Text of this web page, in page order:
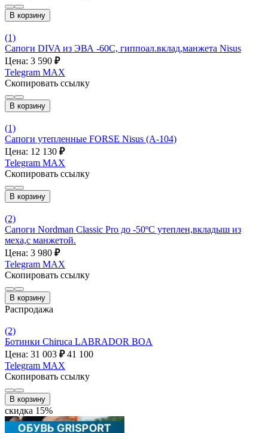
В корзину
(1)
Сапоги DIVA из ЭВА -60С, гиппоал.вклад,манжета Nisus
Цена: 3 590 ₽
Telegram MAX
Скопировать ссылку
В корзину
(1)
Сапоги утепленные FORSE Nisus (А-104)
Цена: 12 130 ₽
Telegram MAX
Скопировать ссылку
В корзину
(2)
Сапоги Nordman Classic Pro до -50ºС утеплен,вкладыш из
меха,с манжетой.
Цена: 3 980 ₽
Telegram MAX
Скопировать ссылку
В корзину
Распродажа
(2)
Ботинки Chiruca LABRADOR BOA
Цена: 31 003 ₽ 41 100
Telegram MAX
Скопировать ссылку
В корзину
скидка 15%